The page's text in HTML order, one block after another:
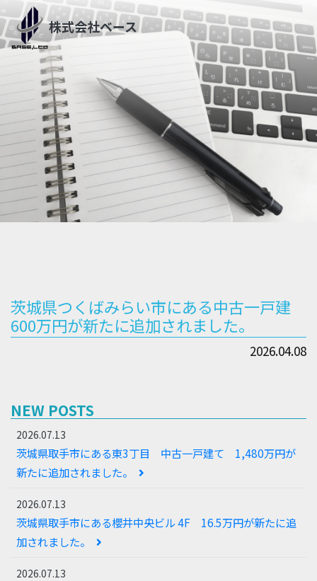
株式会社ベース
茨城県つくばみらい市にある中古一戸建
600万円が新たに追加されました。
2026.04.08
NEW POSTS
2026.07.13
茨城県取手市にある東3丁目 中古一戸建て 1,480万円が
新たに追加されました。
2026.07.13
茨城県取手市にある櫻井中央ビル 4F 16.5万円が新たに追
加されました。
2026.07.13